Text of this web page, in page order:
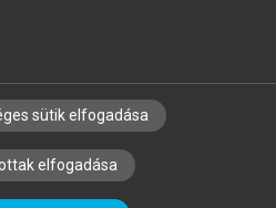
KÖNYVTÁROSOKNAK
ALAPELVEK
sütik elfogadása
elfogadása